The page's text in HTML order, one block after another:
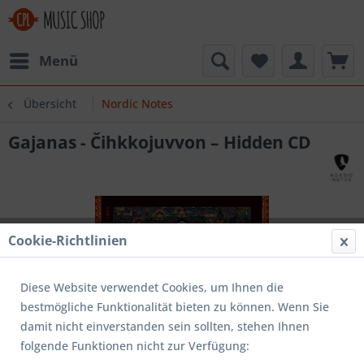
Menü
Übersicht Nordic Notes
Gajanas - Čihkkojuvvon – Hidden CD
Cookie-Richtlinien
Diese Website verwendet Cookies, um Ihnen die
bestmögliche Funktionalität bieten zu können. Wenn Sie
damit nicht einverstanden sein sollten, stehen Ihnen
folgende Funktionen nicht zur Verfügung: